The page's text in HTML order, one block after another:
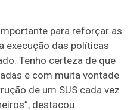
para reforçar as
execução das políticas
Tenho certeza de que
e com muita vontade
de um SUS cada vez
destacou.